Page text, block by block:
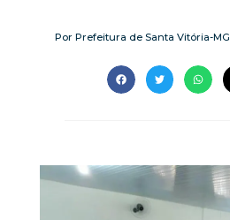
Por Prefeitura de Santa Vitória-MG